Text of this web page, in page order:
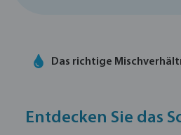
Das richtige
Entdecken Sie das